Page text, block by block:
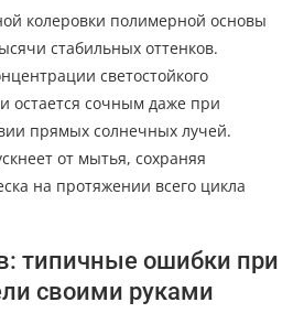
колеровки полимерной основы
стабильных оттенков.
светостойкого
остается сочным даже при
прямых солнечных лучей.
от мытья, сохраняя
на протяжении всего цикла
типичные ошибки при
своими руками